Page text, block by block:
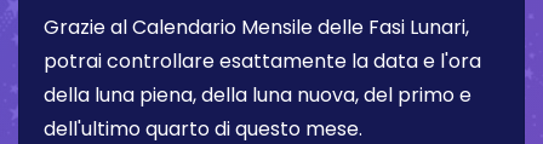
Grazie al Calendario Mensile delle Fasi Lunari,
potrai controllare esattamente la data e l'ora
della luna piena, della luna nuova, del primo e
dell'ultimo quarto di questo mese.